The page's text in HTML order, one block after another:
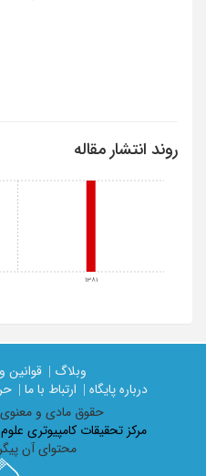
روند انتشار مقاله
1381
وبلاگ | قوانین
درباره پایگاه |
ارتباط با ما |
حقوق مادی و معنوی
مرکز تحقیقات کامپیوتری
محتوای آن